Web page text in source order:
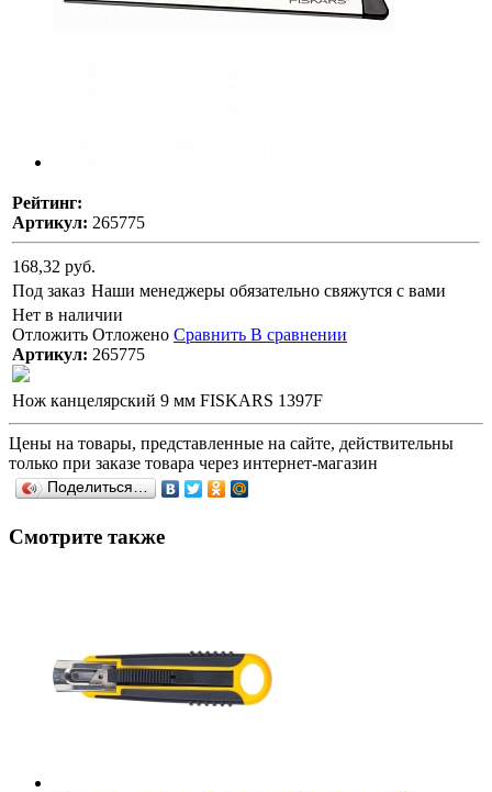
Рейтинг:
Артикул: 265775
168,32 руб.
Под заказ Наши менеджеры обязательно свяжутся с вами
Нет в наличии
Отложить Отложено Сравнить В сравнении
Артикул: 265775
Нож канцелярский 9 мм FISKARS 1397F
Цены на товары, представленные на сайте, действительны
только при заказе товара через интернет-магазин
Поделиться…
Смотрите также